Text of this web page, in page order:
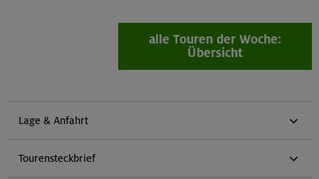
alle Touren der Woche:
Übersicht
Lage & Anfahrt
Tourensteckbrief